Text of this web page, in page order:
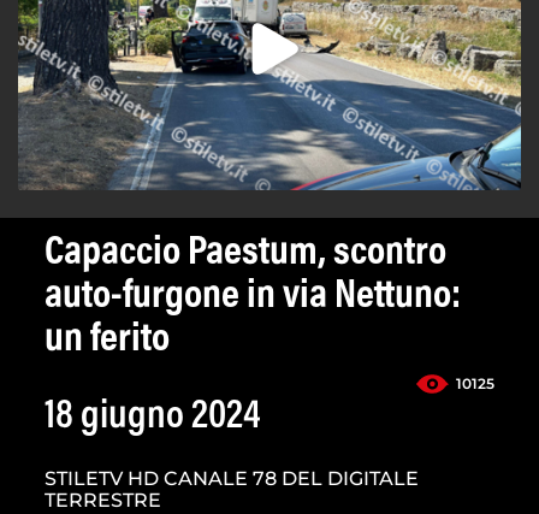
Capaccio Paestum, scontro
auto-furgone in via Nettuno:
un ferito
10125
18 giugno 2024
STILETV HD CANALE 78 DEL DIGITALE
TERRESTRE